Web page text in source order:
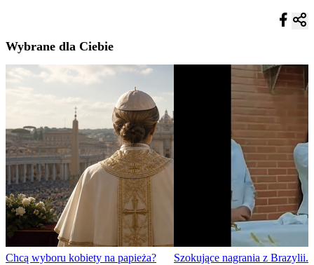
Wybrane dla Ciebie
Chcą wyboru kobiety na papieża?
Szokujące nagrania z Brazylii.